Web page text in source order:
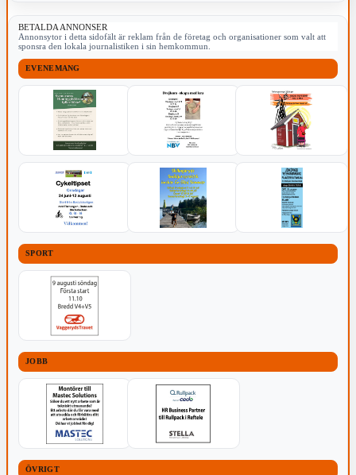
BETALDA ANNONSER
Annonsytor i detta sidofält är reklam från de företag och organisationer som valt att
sponsra den lokala journalistiken i sin hemkommun.
EVENEMANG
SPORT
JOBB
ÖVRIGT